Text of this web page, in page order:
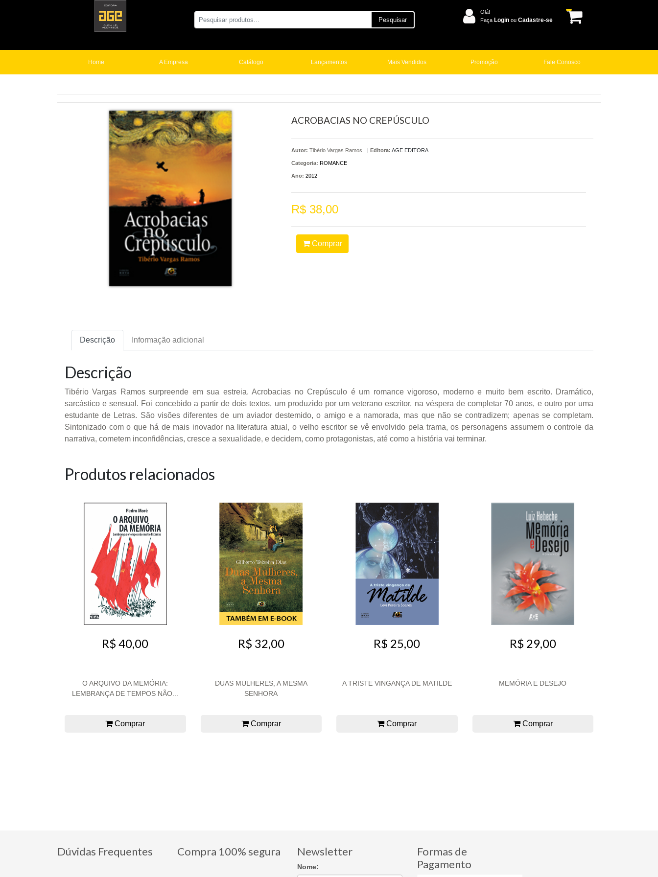
Pesquisar
Olá!
Faça Login ou Cadastre-se
Home A Empresa Catálogo Lançamentos Mais Vendidos Promoção Fale Conosco
ACROBACIAS NO CREPÚSCULO
Autor: Tibério Vargas Ramos | Editora: AGE EDITORA
Categoria: ROMANCE
Ano: 2012
R$ 38,00
Comprar
Descrição Informação adicional
Descrição
Tibério Vargas Ramos surpreende em sua estreia. Acrobacias no Crepúsculo é um romance vigoroso, moderno e muito bem escrito. Dramático,
sarcástico e sensual. Foi concebido a partir de dois textos, um produzido por um veterano escritor, na véspera de completar 70 anos, e outro por uma
estudante de Letras. São visões diferentes de um aviador destemido, o amigo e a namorada, mas que não se contradizem; apenas se completam.
Sintonizado com o que há de mais inovador na literatura atual, o velho escritor se vê envolvido pela trama, os personagens assumem o controle da
narrativa, cometem inconfidências, cresce a sexualidade, e decidem, como protagonistas, até como a história vai terminar.
Produtos relacionados
R$ 40,00
O ARQUIVO DA MEMÓRIA:
LEMBRANÇA DE TEMPOS NÃO...
Comprar
R$ 32,00
DUAS MULHERES, A MESMA
SENHORA
Comprar
R$ 25,00
A TRISTE VINGANÇA DE MATILDE
Comprar
R$ 29,00
MEMÓRIA E DESEJO
Comprar
Dúvidas Frequentes Compra 100% segura Newsletter
Nome:
Formas de
Pagamento